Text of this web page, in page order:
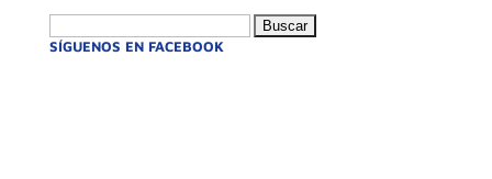
SÍGUENOS EN FACEBOOK